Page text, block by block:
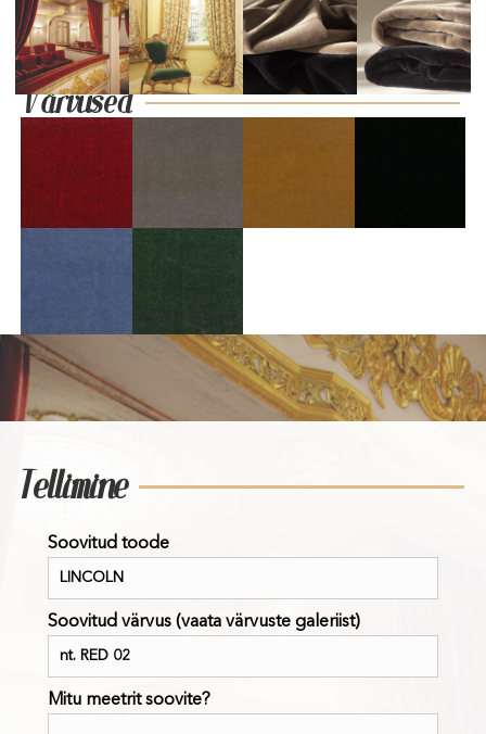
Värvused
Tellimine
Soovitud toode
Soovitud värvus (vaata värvuste galeriist)
Mitu meetrit soovite?